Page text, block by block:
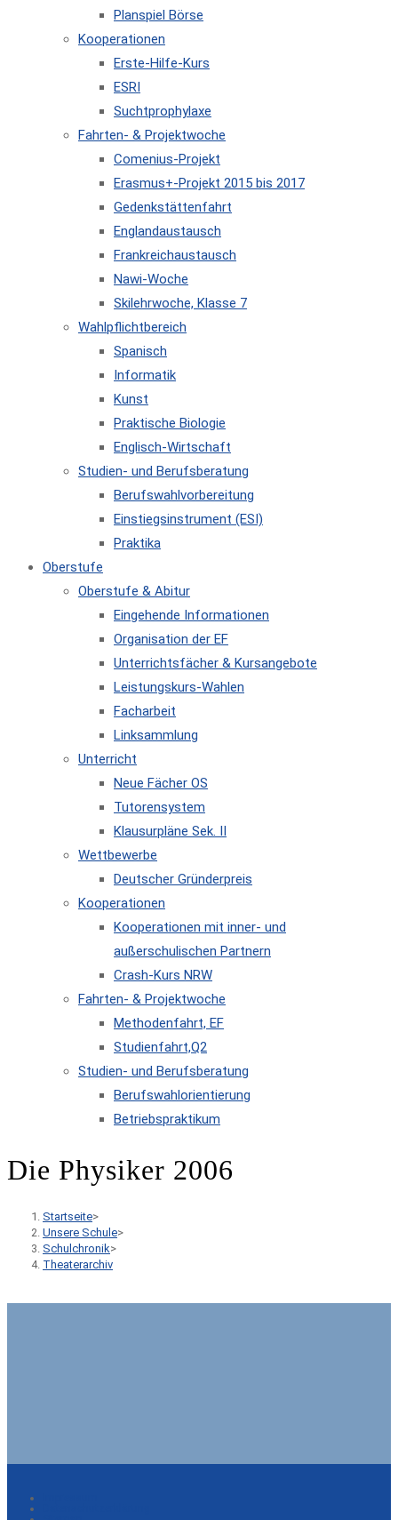
Planspiel Börse
Kooperationen
Erste-Hilfe-Kurs
ESRI
Suchtprophylaxe
Fahrten- & Projektwoche
Comenius-Projekt
Erasmus+-Projekt 2015 bis 2017
Gedenkstättenfahrt
Englandaustausch
Frankreichaustausch
Nawi-Woche
Skilehrwoche, Klasse 7
Wahlpflichtbereich
Spanisch
Informatik
Kunst
Praktische Biologie
Englisch-Wirtschaft
Studien- und Berufsberatung
Berufswahlvorbereitung
Einstiegsinstrument (ESI)
Praktika
Oberstufe
Oberstufe & Abitur
Eingehende Informationen
Organisation der EF
Unterrichtsfächer & Kursangebote
Leistungskurs-Wahlen
Facharbeit
Linksammlung
Unterricht
Neue Fächer OS
Tutorensystem
Klausurpläne Sek. II
Wettbewerbe
Deutscher Gründerpreis
Kooperationen
Kooperationen mit inner- und
außerschulischen Partnern
Crash-Kurs NRW
Fahrten- & Projektwoche
Methodenfahrt, EF
Studienfahrt,Q2
Studien- und Berufsberatung
Berufswahlorientierung
Betriebspraktikum
Die Physiker 2006
Startseite>
Unsere Schule>
Schulchronik>
Theaterarchiv